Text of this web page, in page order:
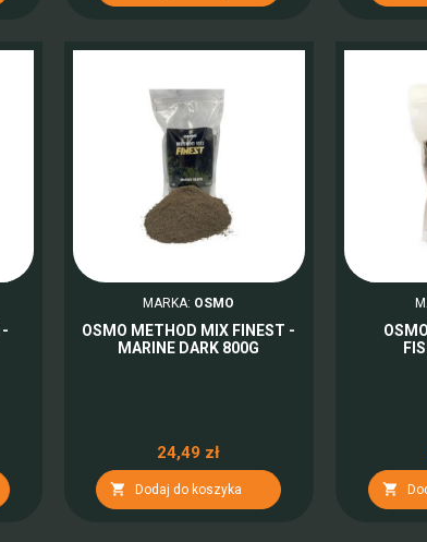
-
MARKA: OSMO
OSMO METHOD MIX FINEST -
MARINE DARK 800G
24,49 zł
 Dodaj do koszyka 